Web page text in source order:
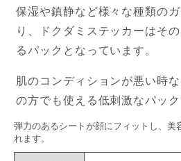
保湿や鎮静など様々な種類の
り、ドクダミステッカーはそ
るパックとなっています。
肌のコンディションが悪い時
の方でも使える低刺激なパック
弾力のあるシートが顔にフィットし、美
れます。